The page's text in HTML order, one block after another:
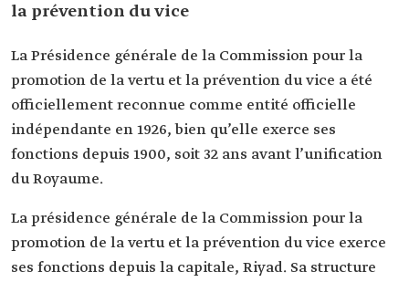
la prévention du vice
La Présidence générale de la Commission pour la
promotion de la vertu et la prévention du vice a été
officiellement reconnue comme entité officielle
indépendante en 1926, bien qu’elle exerce ses
fonctions depuis 1900, soit 32 ans avant l’unification
du Royaume.
La présidence générale de la Commission pour la
promotion de la vertu et la prévention du vice exerce
ses fonctions depuis la capitale, Riyad. Sa structure